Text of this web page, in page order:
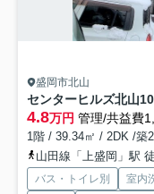
盛岡市北山
センターヒルズ北山
4.8万円 管理/共益費
1階 / 39.34㎡ / 2DK /築
山田線「上盛岡」駅
バス・トイレ別 室内